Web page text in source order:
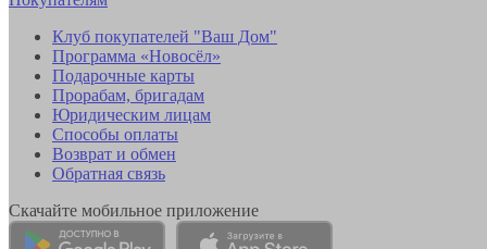
Клуб покупателей "Ваш Дом"
Программа «Новосёл»
Подарочные карты
Прорабам, бригадам
Юридическим лицам
Способы оплаты
Возврат и обмен
Обратная связь
Скачайте мобильное приложение